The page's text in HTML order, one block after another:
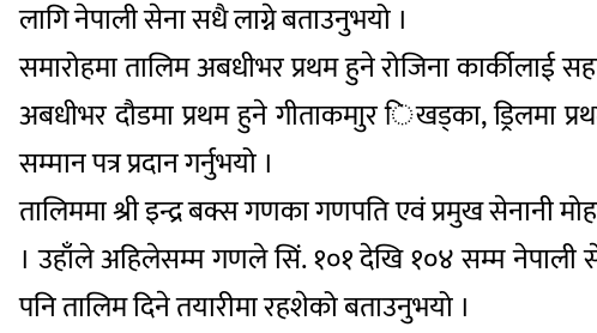
लागि नेपाली सेना सधै लाग्ने बताउनुभयो ।
समारोहमा तालिम अबधीभर प्रथम हुने रोजिना कार्कीलाई
अबधीभर दौडमा प्रथम हुने गीताकमाुर िखड्का, ड्रिलमा
सम्मान पत्र प्रदान गर्नुभयो ।
तालिममा श्री इन्द्र बक्स गणका गणपति एवं प्रमुख सेनानी
। उहाँले अहिलेसम्म गणले सिं. १०१ देखि १०४ सम्म नेपाली
पनि तालिम दिने तयारीमा रहशेको बताउनुभयो ।